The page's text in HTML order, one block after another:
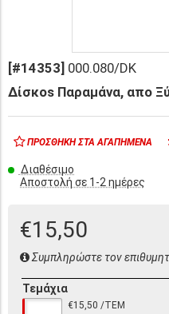
[#14353] 000.080/DK
Δίσκοs Παραμάνα, απο
ΠΡΟΣΘΉΚΗ ΣΤΑ ΑΓΑΠΗΜΈΝΑ
Διαθέσιμο
Αποστολή σε 1-2 ημέρες
€15,50
Συμπληρώστε τον
Τεμάχια
€15,50 /ΤΕΜ